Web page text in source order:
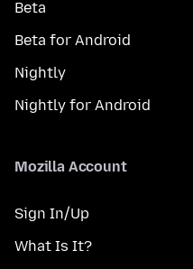
Beta
Beta for Android
Nightly
Nightly for Android
Mozilla Account
Sign In/Up
What Is It?